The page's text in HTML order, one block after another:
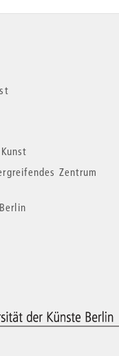
Zentrum
der Künste Berlin